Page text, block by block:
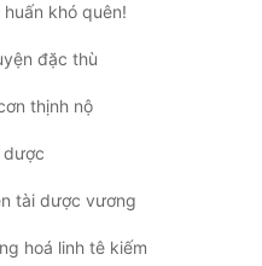
khó quên!
đặc thù
thịnh nộ
dược
tài dược vương
hoá linh tê kiếm